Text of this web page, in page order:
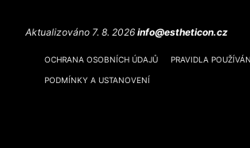
Aktualizováno 7. 8. 2026 info@estheticon.cz
OCHRANA OSOBNÍCH ÚDAJŮ PRAVIDLA
PODMÍNKY A USTANOVENÍ